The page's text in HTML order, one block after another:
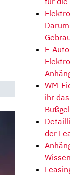
E-
WM-
ihr
der